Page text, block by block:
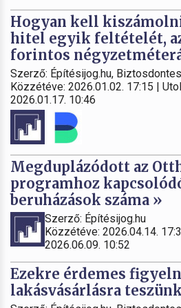
Hogyan kell
hitel egyik feltételét,
forintos
Szerző: Építésijog.hu,
Közzétéve: 2026.01.02. 17:15 |
2026.01.17. 10:46
Megduplázódott az
programhoz
beruházások száma »
Szerző: Építésijog.hu
Közzétéve: 2026.04.14.
2026.06.09. 10:52
Ezekre érdemes
lakásvásárlásra